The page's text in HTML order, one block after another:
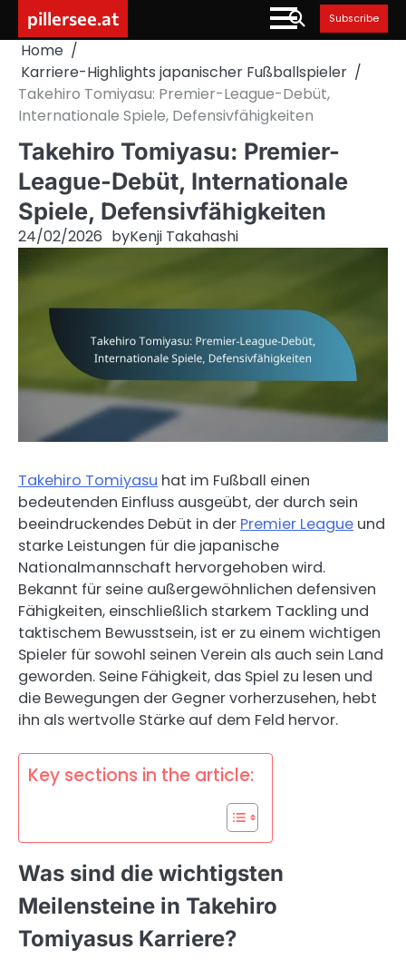
content
pillersee.at Subscribe
Home
Karriere-Highlights japanischer Fußballspieler
Takehiro Tomiyasu: Premier-League-Debüt,
Internationale Spiele, Defensivfähigkeiten
Takehiro Tomiyasu: Premier-
League-Debüt, Internationale
Spiele, Defensivfähigkeiten
24/02/2026 byKenji Takahashi
Takehiro Tomiyasu hat im Fußball einen
bedeutenden Einfluss ausgeübt, der durch sein
beeindruckendes Debüt in der Premier League und
starke Leistungen für die japanische
Nationalmannschaft hervorgehoben wird.
Bekannt für seine außergewöhnlichen defensiven
Fähigkeiten, einschließlich starkem Tackling und
taktischem Bewusstsein, ist er zu einem wichtigen
Spieler für sowohl seinen Verein als auch sein Land
geworden. Seine Fähigkeit, das Spiel zu lesen und
die Bewegungen der Gegner vorherzusehen, hebt
ihn als wertvolle Stärke auf dem Feld hervor.
Key sections in the article:
Was sind die wichtigsten
Meilensteine in Takehiro
Tomiyasus Karriere?